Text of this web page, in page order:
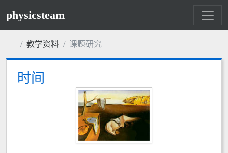
physicsteam
教学资料 课题研究
时间